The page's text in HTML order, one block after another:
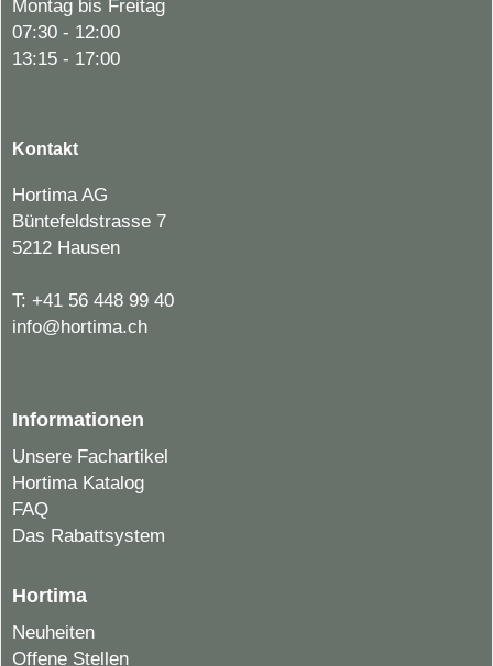
Montag bis Freitag
07:30 - 12:00
13:15 - 17:00
Kontakt
Hortima AG
Büntefeldstrasse 7
5212 Hausen
T: +41 56 448 99 40
info@hortima.ch
Informationen
Unsere Fachartikel
Hortima Katalog
FAQ
Das Rabattsystem
Hortima
Neuheiten
Offene Stellen